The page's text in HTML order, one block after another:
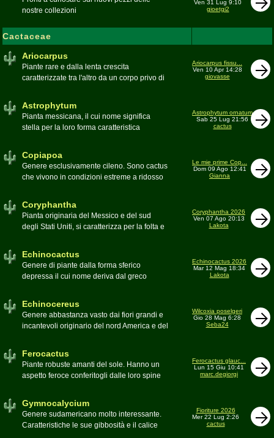
nostre collezioni
Ven 31 Lug 9:10
gioetgi2
Cactaceae
Ariocarpus
Piante rare e dalla lenta crescita
caratterizzate tra l'altro da un corpo privo di
alto rischio di scomparsa in habitat. Amanti
di terricci calcarei e ben drenati
Moderatore
Ariocarpus fissu...
Ven 10 Apr 14:28
giovasse
Astrophytum
Pianta messicana, il cui nome significa
stella per la loro forma caratteristica
Astrophytum ornatum
Sab 25 Lug 21:56
cactus
Copiapoa
Genere esclusivamente cileno. Sono cactus
che vivono in condizioni estreme a ridosso
ModeratoreLuca
Le mie prime Cop...
Dom 09 Ago 12:41
Gianna
Coryphantha
Pianta originaria del Messico e del sud
degli Stati Uniti, si caratterizza per la folta e
ànthos (fiore) per via dei suoi fiori che
spuntano sulla cima della pianta
Moderatore
Coryphantha 2026
Ven 07 Ago 20:13
Lakota
Echinocactus
Genere di piante dalla forma sferico
depressa il cui nome deriva dal greco
denominati cactus barile per il loro notevole
pessimo
Echinocactus 2026
Mar 12 Mag 18:34
Lakota
Echinocereus
Genere abbastanza vasto dai fiori grandi e
incantevoli originario del nord America e del
Wilcoxia poselgeri
Gio 28 Mag 6:28
Seba24
Ferocactus
Piante robuste amanti del sole. Hanno un
aspetto feroce conferitogli dalle loro spine
Ferocactus glauc...
Lun 15 Giu 10:41
marc.degiorgi
Gymnocalycium
Genere sudamericano molto interessante.
Caratteristiche le sue gibbosità e il calice
Fioriture 2026
Mer 22 Lug 2:26
cactus